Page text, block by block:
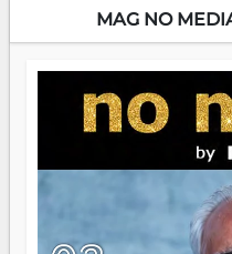
encore meilleures. Aina
Prix RFI Instrumental
jeunes qui tiennent la
s'arrêter là, applaudir et
serait passer à côté d'une
brûle fort — et parfois,
direction peut éclairer
là que les aînés entrent
gouvernail, mais pour
ont la force, les vieux ont
n'est pas un combat de
d'équipage. Partagez vos
MAG NO